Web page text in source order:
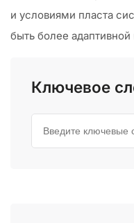
и условиями пласта
быть более
Ключевое